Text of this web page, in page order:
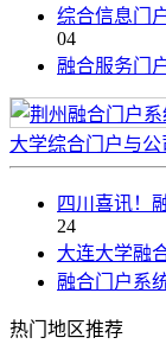
综合信息门
04
融合服务门
大学综合门户与
四川喜讯！
24
大连大学融
融合门户系
热门 地区推荐